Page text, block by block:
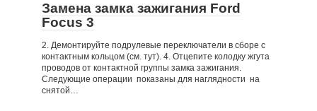
Замена замка зажигания Ford
Focus 3
2. Демонтируйте подрулевые переключатели в сборе с
контактным кольцом (см. тут). 4. Отцепите колодку жгута
проводов от контактной группы замка зажигания.
Следующие операции показаны для наглядности на
снятой…